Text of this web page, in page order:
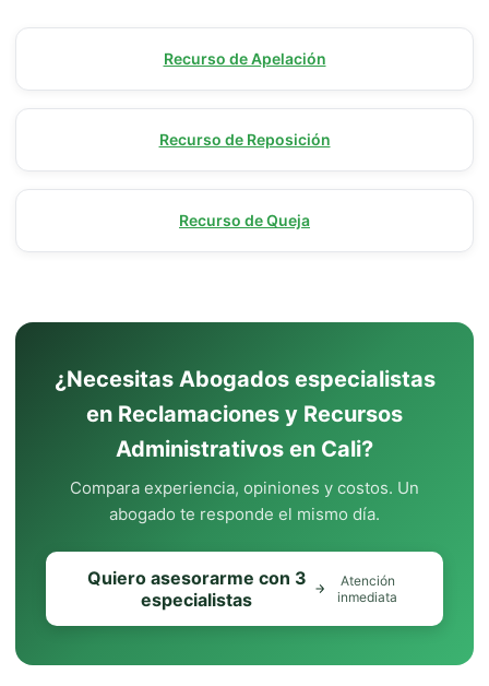
Recurso de Apelación
Recurso de Reposición
Recurso de Queja
¿Necesitas Abogados especialistas
en Reclamaciones y Recursos
Administrativos en Cali?
Compara experiencia, opiniones y costos. Un
abogado te responde el mismo día.
Quiero asesorarme con 3
especialistas
Atención
inmediata